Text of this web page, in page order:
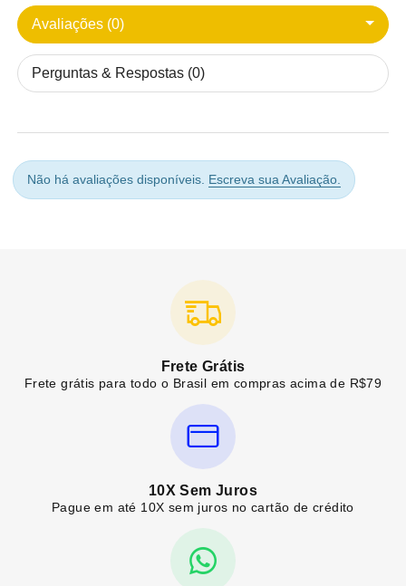
Avaliações (0)
Perguntas & Respostas (0)
Não há avaliações disponíveis. Escreva sua Avaliação.
Frete Grátis
Frete grátis para todo o Brasil em compras acima de R$79
10X Sem Juros
Pague em até 10X sem juros no cartão de crédito